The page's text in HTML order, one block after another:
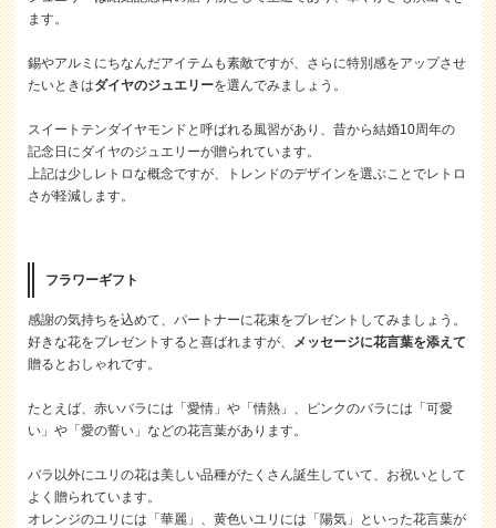
ます。
錫やアルミにちなんだアイテムも素敵ですが、さらに特別感をアップさせ
たいときはダイヤのジュエリーを選んでみましょう。
スイートテンダイヤモンドと呼ばれる風習があり、昔から結婚10周年の
記念日にダイヤのジュエリーが贈られています。
上記は少しレトロな概念ですが、トレンドのデザインを選ぶことでレトロ
さが軽減します。
フラワーギフト
感謝の気持ちを込めて、パートナーに花束をプレゼントしてみましょう。
好きな花をプレゼントすると喜ばれますが、 メッセージに花言葉を添えて
贈るとおしゃれです。
たとえば、赤いバラには「愛情」や「情熱」、ピンクのバラには「可愛
い」や「愛の誓い」などの花言葉があります。
バラ以外にユリの花は美しい品種がたくさん誕生していて、お祝いとして
よく贈られています。
オレンジのユリには「華麗」、黄色いユリには「陽気」といった花言葉が